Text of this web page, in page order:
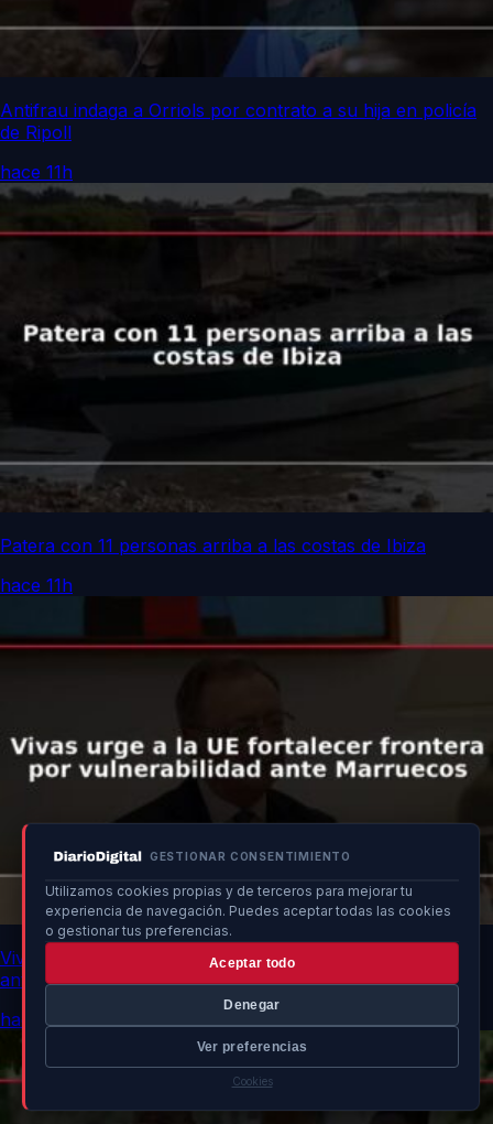
GESTIONAR CONSENTIMIENTO
Utilizamos cookies propias y de terceros para mejorar tu
experiencia de navegación. Puedes aceptar todas las cookies
o gestionar tus preferencias.
Aceptar todo
Denegar
Ver preferencias
Cookies
Antifrau indaga a Orriols por contrato a su hija en policía
de Ripoll
hace 11h
Patera con 11 personas arriba a las costas de Ibiza
hace 11h
Vivas urge a la UE fortalecer frontera por vulnerabilidad
ante Marruecos
hace 11h